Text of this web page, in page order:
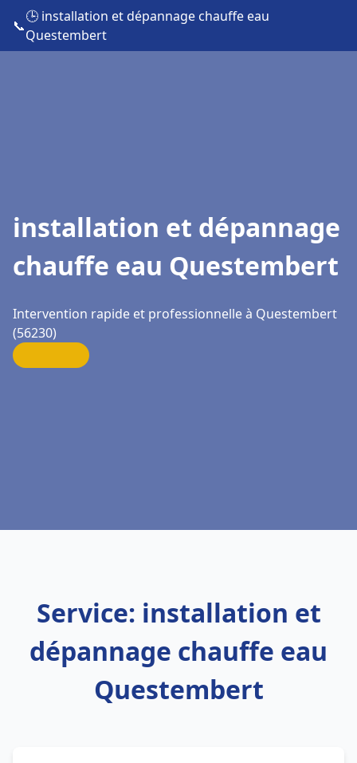
📞
🕒 installation et dépannage chauffe eau
Questembert
installation et dépannage
chauffe eau Questembert
Intervention rapide et professionnelle à Questembert
(56230)
Service: installation et
dépannage chauffe eau
Questembert